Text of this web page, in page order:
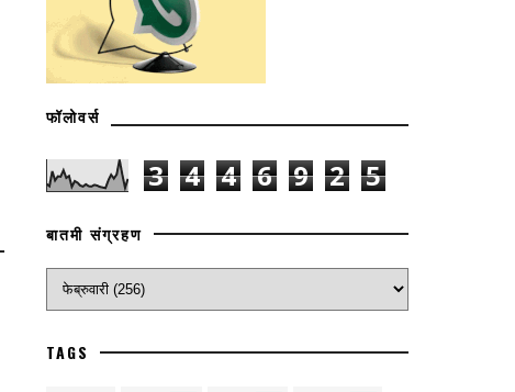
फॉलोवर्स
3 4 4 6 9 2 5
बातमी संग्रहण
TAGS